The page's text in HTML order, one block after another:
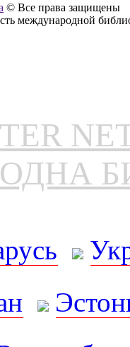
© Все права защищены
международной
ОДНА